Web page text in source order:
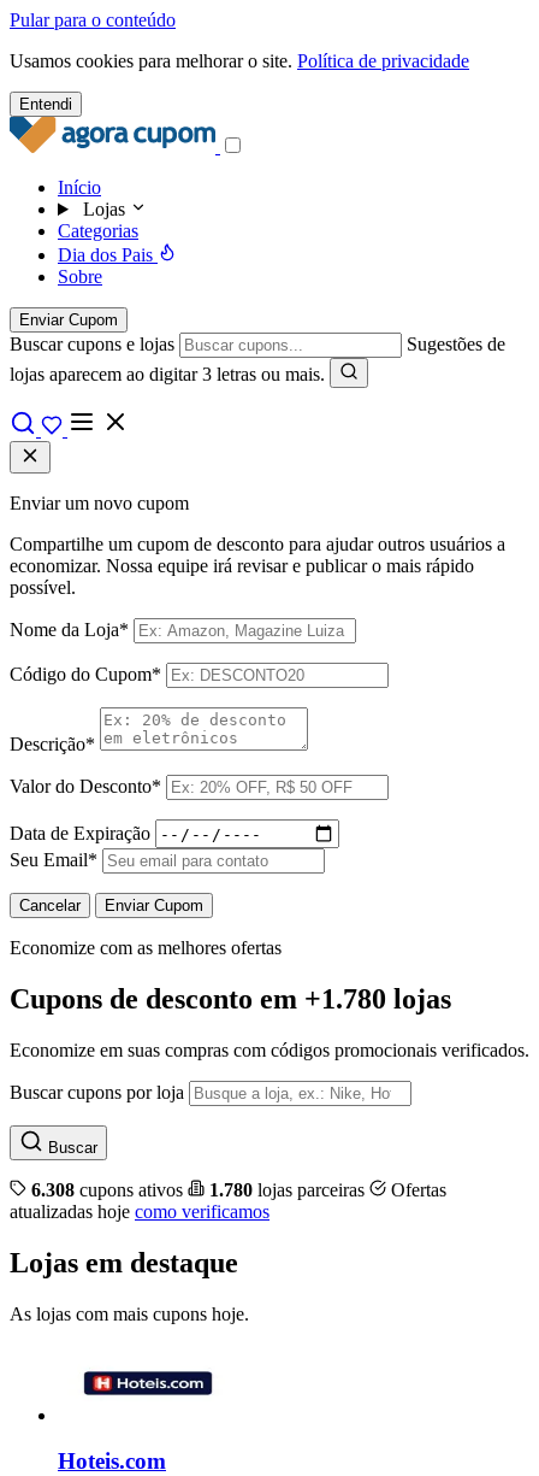
Pular para o conteúdo
Usamos cookies para melhorar o site. Política de privacidade
Entendi
Início
Lojas
Categorias
Dia dos Pais
Sobre
Enviar Cupom
Buscar cupons e lojas
Sugestões de
lojas aparecem ao digitar 3 letras ou mais.
Enviar um novo cupom
Compartilhe um cupom de desconto para ajudar outros usuários a
economizar. Nossa equipe irá revisar e publicar o mais rápido
possível.
Nome da Loja*
Código do Cupom*
Descrição*
Valor do Desconto*
Data de Expiração
Seu Email*
Cancelar Enviar Cupom
Economize com as melhores ofertas
Cupons de desconto em +1.780 lojas
Economize em suas compras com códigos promocionais verificados.
Buscar cupons por loja
Buscar
6.308 cupons ativos 1.780 lojas parceiras
Ofertas
atualizadas hoje como verificamos
Lojas em destaque
As lojas com mais cupons hoje.
Hoteis.com